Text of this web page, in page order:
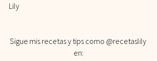
Lily
Sigue mis recetas y tips como @recetaslily
en: